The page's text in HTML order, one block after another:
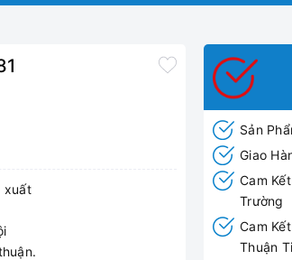
xuất
Sản
Giao
Cam
Trường
Cam
Thuận